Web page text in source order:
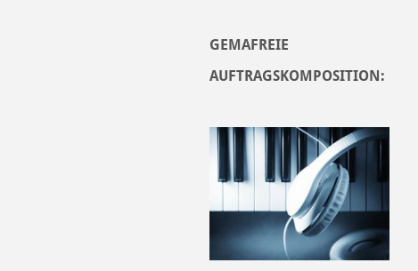
GEMAFREIE
AUFTRAGSKOMPOSITION: